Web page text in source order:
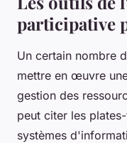
participative
Un certain nombre
mettre en œuvre
gestion des
peut citer les
systèmes